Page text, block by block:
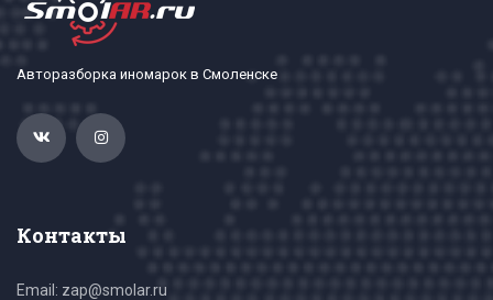
Авторазборка иномарок в Смоленске
Контакты
Email: zap@smolar.ru